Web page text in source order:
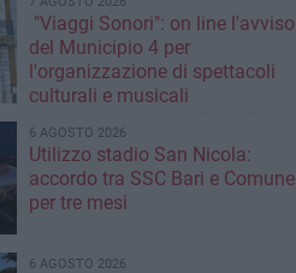
"Viaggi Sonori": on line l'avviso
del Municipio 4 per
l'organizzazione di spettacoli
culturali e musicali
6 AGOSTO 2026
Utilizzo stadio San Nicola:
accordo tra SSC Bari e Comune
per tre mesi
6 AGOSTO 2026